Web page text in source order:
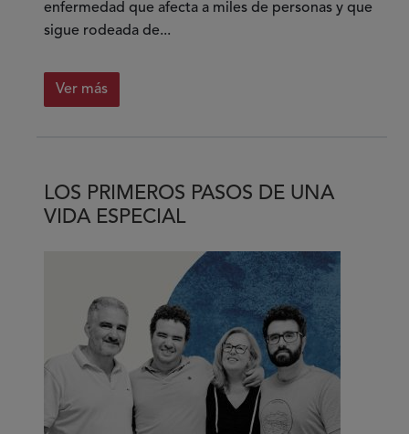
enfermedad que afecta a miles de personas y que
sigue rodeada de...
Ver más
sobre
me
define
LOS PRIMEROS PASOS DE UNA
VIDA ESPECIAL